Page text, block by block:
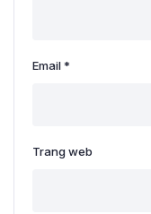
Email*
Trang web